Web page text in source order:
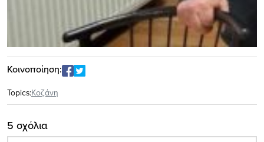
Κοινοποίηση:
Topics:Κοζάνη
5 σχόλια